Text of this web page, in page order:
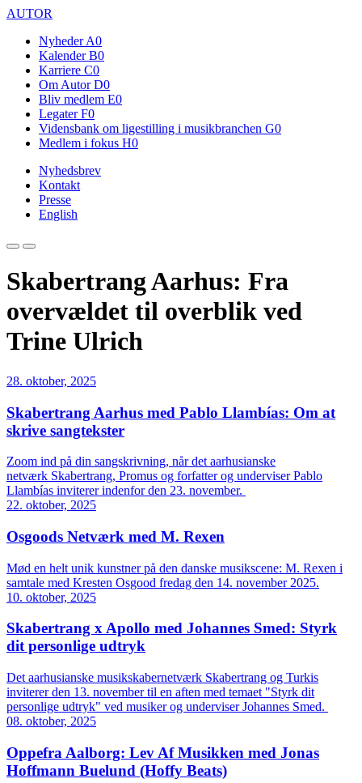
AUTOR
Nyheder A0
Kalender B0
Karriere C0
Om Autor D0
Bliv medlem E0
Legater F0
Vidensbank om ligestilling i musikbranchen G0
Medlem i fokus H0
Nyhedsbrev
Kontakt
Presse
English
Skabertrang Aarhus: Fra
overvældet til overblik ved
Trine Ulrich
28. oktober, 2025
Skabertrang Aarhus med Pablo Llambías: Om at
skrive sangtekster
Zoom ind på din sangskrivning, når det aarhusianske
netværk Skabertrang, Promus og forfatter og underviser Pablo
Llambías inviterer indenfor den 23. november.
22. oktober, 2025
Osgoods Netværk med M. Rexen
Mød en helt unik kunstner på den danske musikscene: M. Rexen i
samtale med Kresten Osgood fredag den 14. november 2025.
10. oktober, 2025
Skabertrang x Apollo med Johannes Smed: Styrk
dit personlige udtryk
Det aarhusianske musikskabernetværk Skabertrang og Turkis
inviterer den 13. november til en aften med temaet "Styrk dit
personlige udtryk" ved musiker og underviser Johannes Smed.
08. oktober, 2025
Oppefra Aalborg: Lev Af Musikken med Jonas
Hoffmann Buelund (Hoffy Beats)